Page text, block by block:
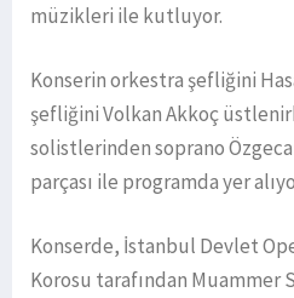
müzikleri ile kutluyor.
Konserin orkestra şefliğini
şefliğini Volkan Akkoç
solistlerinden soprano
parçası ile programda yer
Konserde, İstanbul Devlet
Korosu tarafından Muammer